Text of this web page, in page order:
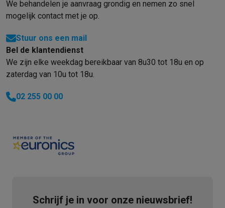
We behandelen je aanvraag grondig en nemen zo snel
mogelijk contact met je op.
Stuur ons een mail
Bel de klantendienst
We zijn elke weekdag bereikbaar van 8u30 tot 18u en op
zaterdag van 10u tot 18u.
02 255 00 00
Schrijf je in voor onze nieuwsbrief!